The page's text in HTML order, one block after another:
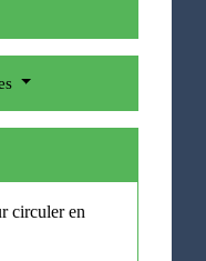
circuler en